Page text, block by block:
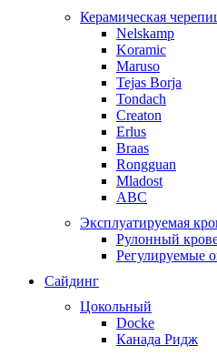
Керамическая
Nelskamp
Koramic
Maruso
Tejas Borja
Tondach
Creaton
Erlus
Braas
Rongguan
Mladost
ABC
Эксплуатируемая
Рулонный
Регулируемые
Сайдинг
Цокольный
Docke
Канада Ридж